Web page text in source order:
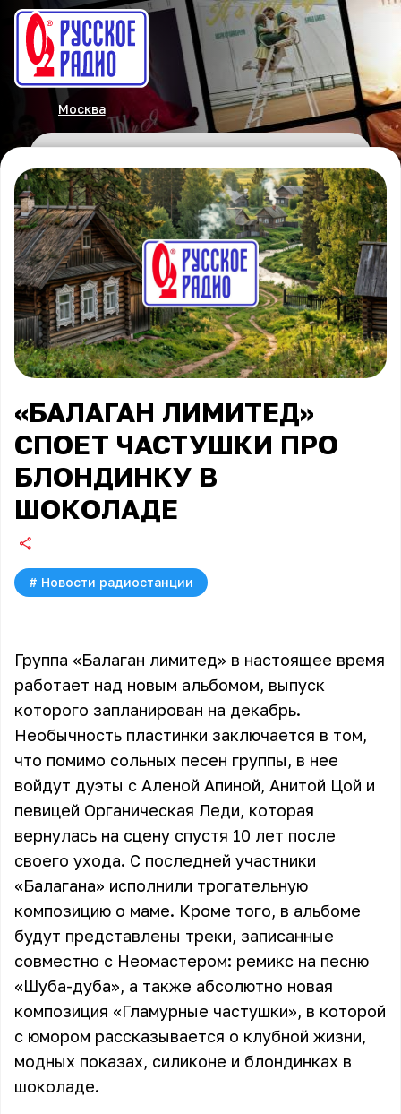
Москва
«БАЛАГАН ЛИМИТЕД»
СПОЕТ ЧАСТУШКИ ПРО
БЛОНДИНКУ В
ШОКОЛАДЕ
# Новости радиостанции
Группа «Балаган лимитед» в настоящее время
работает над новым альбомом, выпуск
которого запланирован на декабрь.
Необычность пластинки заключается в том,
что помимо сольных песен группы, в нее
войдут дуэты с Аленой Апиной, Анитой Цой и
певицей Органическая Леди, которая
вернулась на сцену спустя 10 лет после
своего ухода. С последней участники
«Балагана» исполнили трогательную
композицию о маме. Кроме того, в альбоме
будут представлены треки, записанные
совместно с Неомастером: ремикс на песню
«Шуба-дуба», а также абсолютно новая
композиция «Гламурные частушки», в которой
с юмором рассказывается о клубной жизни,
модных показах, силиконе и блондинках в
шоколаде.